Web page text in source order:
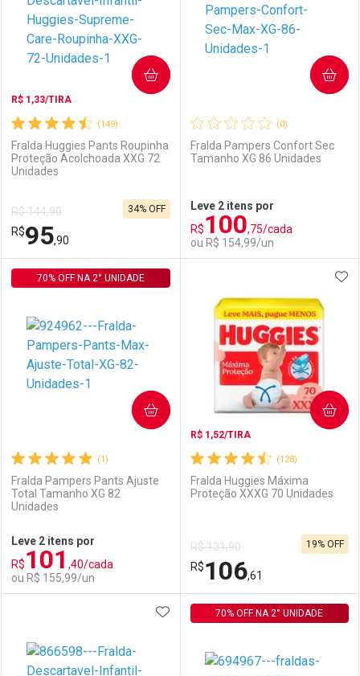
Comprar sem Desconto
Por R$ 104,90/cada
Comprar sem Desconto
Por R$ 104,90/cada
Comprar sem Desconto
Por R$ 95,90/cada
Comprar sem Desconto
Por R$ 95,90/cada
(149)
R$ 1,33/TIRA
Fralda Huggies Pants Roupinha
Proteção Acolchoada XXG 72
Unidades
R$ 144,90
R$95,90
34% OFF
COMPRAR
Laboratório
Comprar sem Desconto
Por R$ 95,90/cada
Por Menos
Comprar sem Desconto
Por R$ 95,90/cada
(0)
Fralda Pampers Confort Sec
Tamanho XG 86 Unidades
Leve 2 itens por
R$100,75/cada
ou R$ 154,99/un
COMPRAR
Laboratório
Comprar sem Desconto
Por R$ 154,99/cada
Por Menos
Comprar sem Desconto
Por R$ 154,99/cada
(1)
Fralda Pampers Pants Ajuste
Total Tamanho XG 82
Unidades
70% OFF NA 2° UNIDADE
Leve 2 itens por
R$101 ,40/cada
ou R$ 155,99/un
COMPRAR
FECHAR
Laboratório
FECHAR
Por Menos
(128)
R$ 1,52/TIRA
Fralda Huggies Máxima
Proteção XXXG 70 Unidades
R$ 131,90
R$106,61
19% OFF
COMPRAR
Laboratório
Por Menos
ADICIONAR AOS FAVORITOS
70% OFF NA 2° UNIDADE